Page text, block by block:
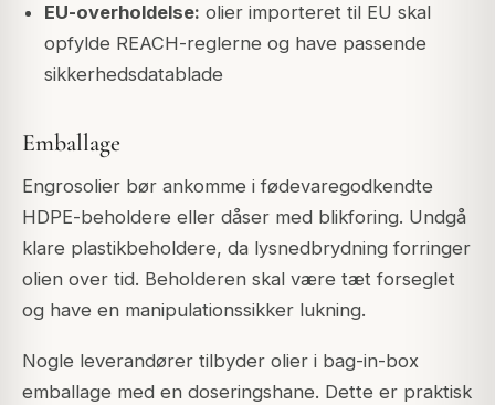
EU-overholdelse: olier importeret til EU skal
opfylde REACH-reglerne og have passende
sikkerhedsdatablade
Emballage
Engrosolier bør ankomme i fødevaregodkendte
HDPE-beholdere eller dåser med blikforing. Undgå
klare plastikbeholdere, da lysnedbrydning forringer
olien over tid. Beholderen skal være tæt forseglet
og have en manipulationssikker lukning.
Nogle leverandører tilbyder olier i bag-in-box
emballage med en doseringshane. Dette er praktisk